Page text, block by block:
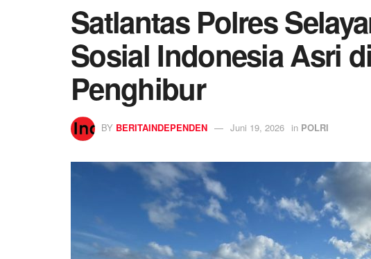
Satlantas Polres
Sosial Indonesia Asri
Penghibur
BY BERITAINDEPENDEN Juni 19, 2026 in POLRI